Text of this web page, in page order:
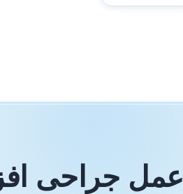
عمل جراحی